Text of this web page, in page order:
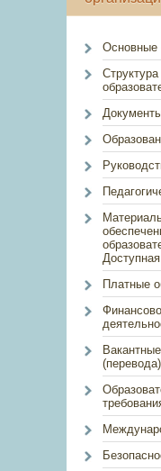
Основные
Платные